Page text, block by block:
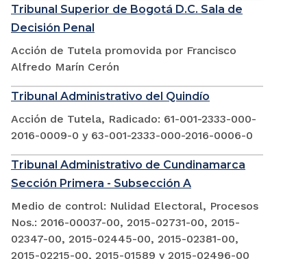
Tribunal Superior de Bogotá D.C. Sala de
Decisión Penal
Acción de Tutela promovida por Francisco
Alfredo Marín Cerón
Tribunal Administrativo del Quindío
Acción de Tutela, Radicado: 61-001-2333-000-
2016-0009-0 y 63-001-2333-000-2016-0006-0
Tribunal Administrativo de Cundinamarca
Sección Primera - Subsección A
Medio de control: Nulidad Electoral, Procesos
Nos.: 2016-00037-00, 2015-02731-00, 2015-
02347-00, 2015-02445-00, 2015-02381-00,
2015-02215-00, 2015-01589 y 2015-02496-00